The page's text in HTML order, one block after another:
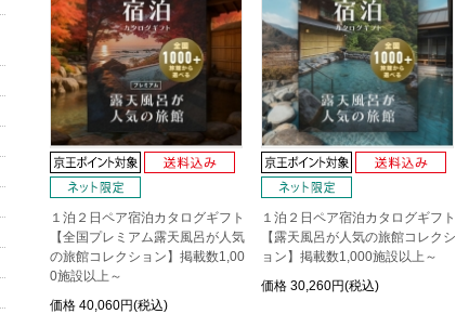
１泊２日ペア宿泊カタログギフト
【全国プレミアム露天風呂が人気
の旅館コレクション】掲載数1,00
0施設以上～
価格 40,060円(税込)
１泊２日ペア宿泊カタログギフト
【露天風呂が人気の旅館コレクシ
ョン】掲載数1,000施設以上～
価格 30,260円(税込)